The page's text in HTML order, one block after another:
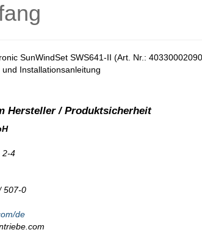
SunWindSet SWS641-II (Art. Nr.:
Installationsanleitung
2-4
507-0
de